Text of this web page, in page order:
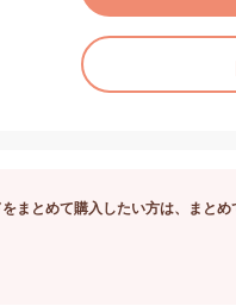
まとめて購入したい方は、まとめ